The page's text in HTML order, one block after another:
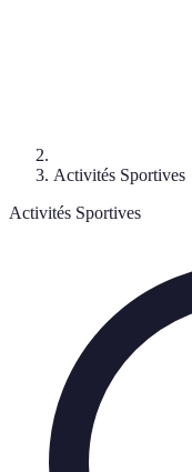
Activités Sportives
Activités Sportives